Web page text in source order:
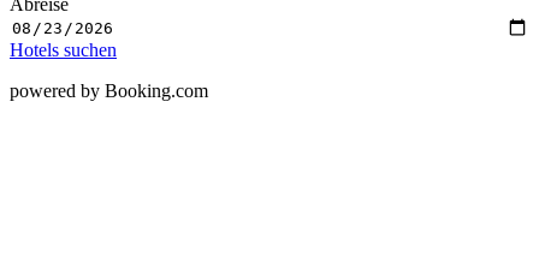
Abreise
Hotels suchen
powered by Booking.com